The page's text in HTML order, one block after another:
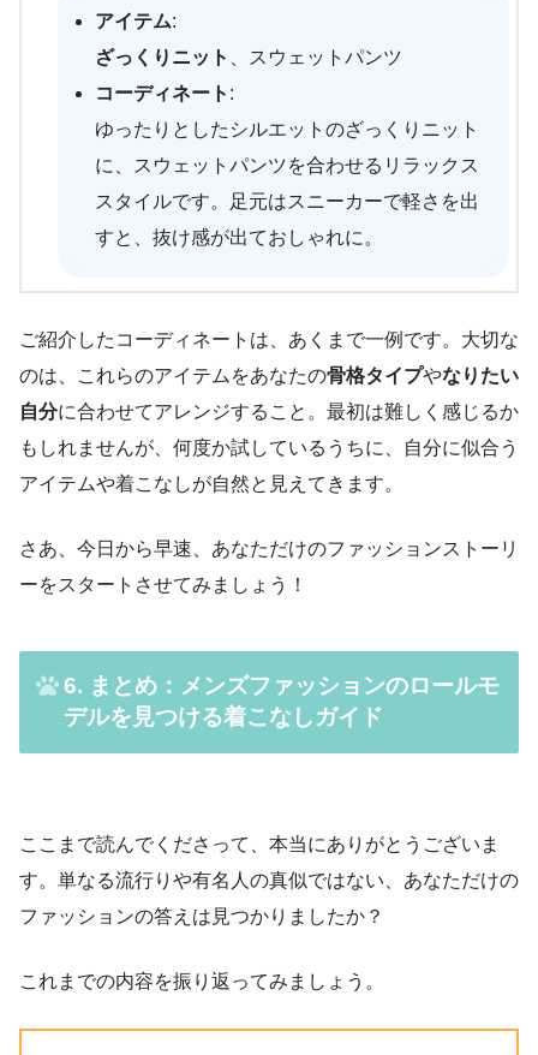
アイテム:
ざっくりニット
、スウェットパンツ
コーディネート :
ゆったりとしたシルエットのざっくりニット
に、スウェットパンツを合わせるリラックス
スタイルです。足元はスニーカーで軽さを出
すと、抜け感が出ておしゃれに。
ご紹介したコーディネートは、あくまで一例です。大切な
のは、これらのアイテムをあなたの骨格タイプやなりたい
自分に合わせてアレンジすること。最初は難しく感じるか
もしれませんが、何度か試しているうちに、自分に似合う
アイテムや着こなしが自然と見えてきます。
さあ、今日から早速、あなただけのファッションストーリ
ーをスタートさせてみましょう！
6. まとめ：メンズファッションのロールモ
デルを見つける着こなしガイド
ここまで読んでくださって、本当にありがとうございま
す。単なる流行りや有名人の真似ではない、あなただけの
ファッションの答えは見つかりましたか？
これまでの内容を振り返ってみましょう。